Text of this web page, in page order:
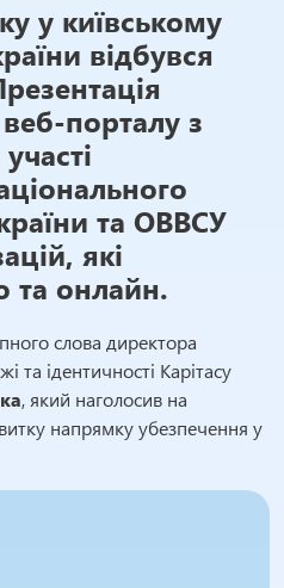
у київському
відбувся
порталу з
та ОВВСУ
які
та онлайн.
слова директора
та ідентичності Карітасу
, який наголосив на
напрямку убезпечення у